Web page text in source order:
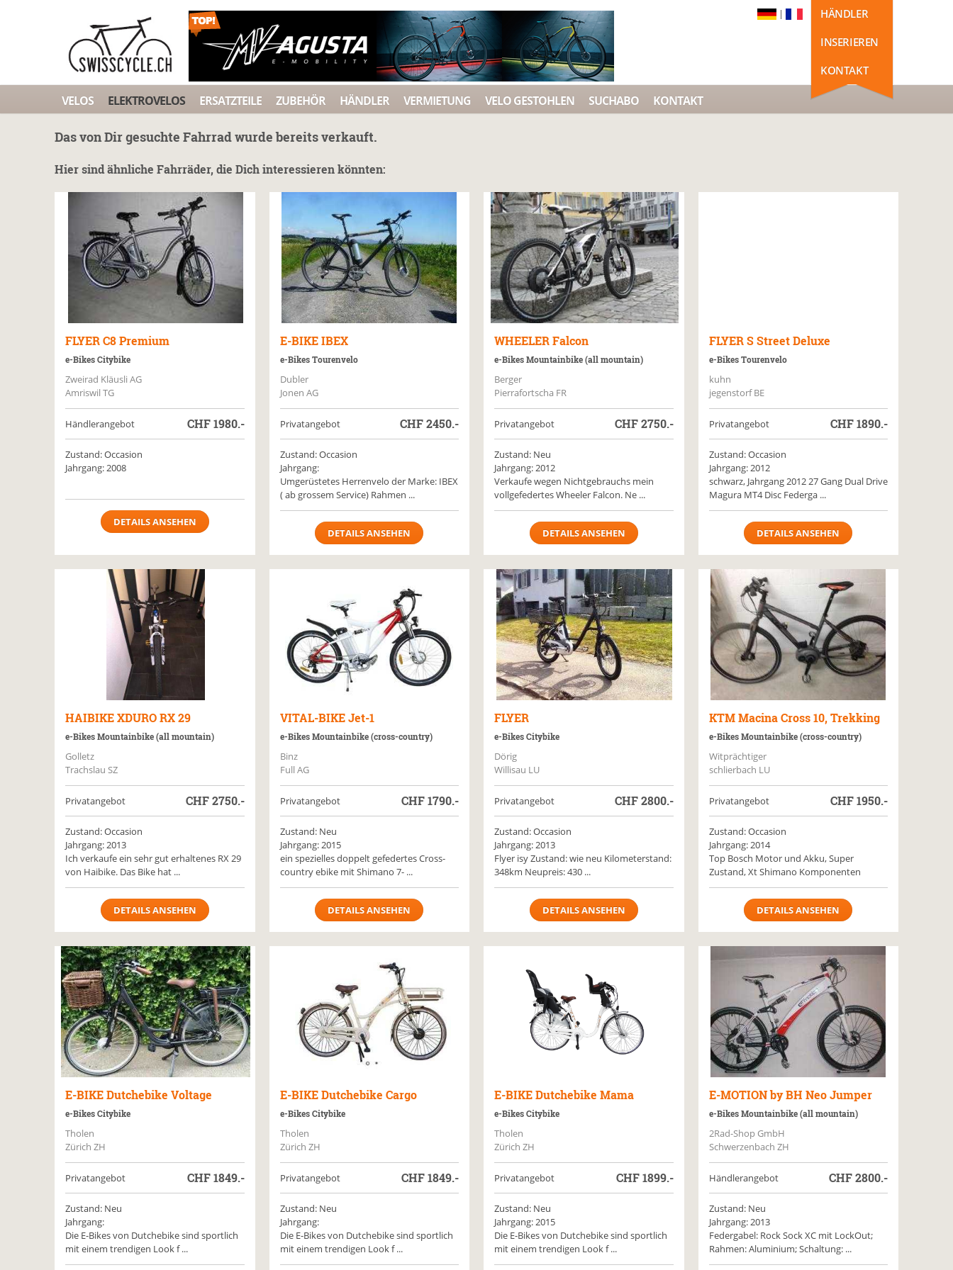
HÄNDLER
INSERIEREN
KONTAKT
|
VELOS ELEKTROVELOS ERSATZTEILE ZUBEHÖR HÄNDLER VERMIETUNG VELO GESTOHLEN SUCHABO KONTAKT
Das von Dir gesuchte Fahrrad wurde bereits verkauft.
Hier sind ähnliche Fahrräder, die Dich interessieren könnten:
FLYERC8 Premium
e-Bikes Citybike
Zweirad Kläusli AG
Amriswil TG
Händlerangebot CHF1980.-
Zustand: Occasion
Jahrgang: 2008
DETAILS ANSEHEN
E-BIKE IBEX
e-Bikes Tourenvelo
Dubler
Jonen AG
Privatangebot CHF2450.-
Zustand: Occasion
Jahrgang:
Umgerüstetes Herrenvelo der Marke: IBEX
( ab grossem Service) Rahmen ...
DETAILS ANSEHEN
WHEELERFalcon
e-Bikes Mountainbike (all mountain)
Berger
Pierrafortscha FR
Privatangebot CHF2750.-
Zustand: Neu
Jahrgang: 2012
Verkaufe wegen Nichtgebrauchs mein
vollgefedertes Wheeler Falcon. Ne ...
DETAILS ANSEHEN
FLYER S Street Deluxe
e-Bikes Tourenvelo
kuhn
jegenstorf BE
Privatangebot CHF1890.-
Zustand: Occasion
Jahrgang: 2012
schwarz, Jahrgang 2012 27 Gang Dual Drive
Magura MT4 Disc Federga ...
DETAILS ANSEHEN
HAIBIKEXDURO RX 29
e-Bikes Mountainbike (all mountain)
Golletz
Trachslau SZ
Privatangebot CHF2750.-
Zustand: Occasion
Jahrgang: 2013
Ich verkaufe ein sehr gut erhaltenes RX 29
von Haibike. Das Bike hat ...
DETAILS ANSEHEN
VITAL-BIKE Jet-1
e-Bikes Mountainbike (cross-country)
Binz
Full AG
Privatangebot CHF1790.-
Zustand: Neu
Jahrgang: 2015
ein spezielles doppelt gefedertes Cross-
country ebike mit Shimano 7- ...
DETAILS ANSEHEN
FLYER
e-Bikes Citybike
Dörig
Willisau LU
Privatangebot CHF2800.-
Zustand: Occasion
Jahrgang: 2013
Flyer isy Zustand: wie neu Kilometerstand:
348km Neupreis: 430 ...
DETAILS ANSEHEN
KTM Macina Cross 10, Trekking
e-Bikes Mountainbike (cross-country)
Witprächtiger
schlierbach LU
Privatangebot CHF1950.-
Zustand: Occasion
Jahrgang: 2014
Top Bosch Motor und Akku, Super
Zustand, Xt Shimano Komponenten
DETAILS ANSEHEN
E-BIKEDutchebike Voltage
e-Bikes Citybike
Tholen
Zürich ZH
Privatangebot CHF1849.-
Zustand: Neu
Jahrgang:
Die E-Bikes von Dutchebike sind sportlich
mit einem trendigen Look f ...
E-BIKE Dutchebike Cargo
e-Bikes Citybike
Tholen
Zürich ZH
Privatangebot CHF1849.-
Zustand: Neu
Jahrgang:
Die E-Bikes von Dutchebike sind sportlich
mit einem trendigen Look f ...
E-BIKEDutchebike Mama
e-Bikes Citybike
Tholen
Zürich ZH
Privatangebot CHF1899.-
Zustand: Neu
Jahrgang: 2015
Die E-Bikes von Dutchebike sind sportlich
mit einem trendigen Look f ...
E-MOTION by BH Neo Jumper
e-Bikes Mountainbike (all mountain)
2Rad-Shop GmbH
Schwerzenbach ZH
Händlerangebot CHF2800.-
Zustand: Neu
Jahrgang: 2013
Federgabel: Rock Sock XC mit LockOut;
Rahmen: Aluminium; Schaltung: ...